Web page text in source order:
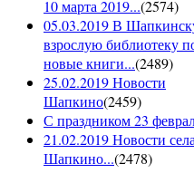
10 марта 2019...(2574)
05.03.2019 В
взрослую библиотеку
новые книги...(2489)
25.02.2019 Новости
Шапкино(2459)
С праздником 23
21.02.2019 Новости села
Шапкино...(2478)